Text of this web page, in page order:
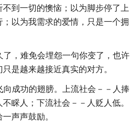
到一切的懊恼；以为脚步停了上
以为我需求的爱情，只是一个拥
了，难免会埋怨一句你变了，也许
是越来越接近真实的对方。
向成功的翅膀。上流社会－－人捧
睬人；下流社会－－人贬人低。
声声鼓励。